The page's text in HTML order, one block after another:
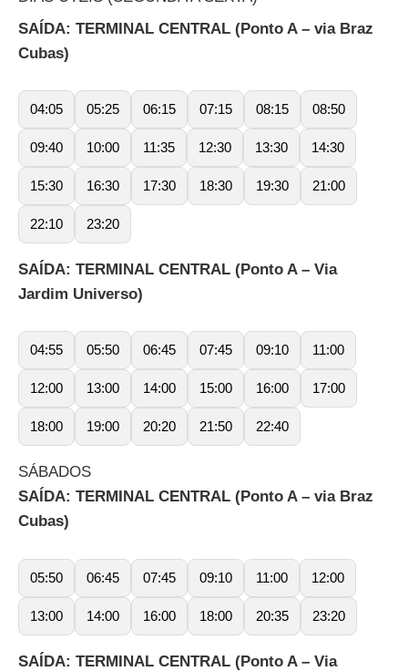
SAÍDA: TERMINAL CENTRAL (Ponto A – via Braz
Cubas)
04:05 05:25 06:15 07:15 08:15 08:50
09:40 10:00 11:35 12:30 13:30 14:30
15:30 16:30 17:30 18:30 19:30 21:00
22:10 23:20
SAÍDA: TERMINAL CENTRAL (Ponto A – Via
Jardim Universo)
04:55 05:50 06:45 07:45 09:10 11:00
12:00 13:00 14:00 15:00 16:00 17:00
18:00 19:00 20:20 21:50 22:40
SÁBADOS
SAÍDA: TERMINAL CENTRAL (Ponto A – via Braz
Cubas)
05:50 06:45 07:45 09:10 11:00 12:00
13:00 14:00 16:00 18:00 20:35 23:20
SAÍDA: TERMINAL CENTRAL (Ponto A – Via